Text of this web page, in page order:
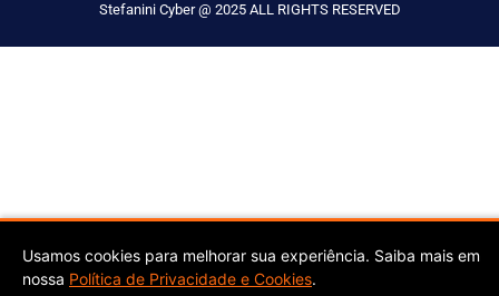
Usamos cookies para melhorar sua experiência. Saiba mais em
nossa Política de Privacidade e Cookies.
Stefanini Cyber @ 2025 ALL RIGHTS RESERVED